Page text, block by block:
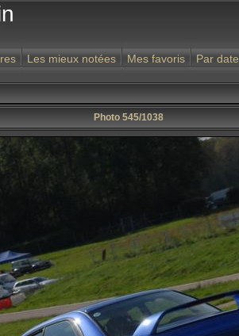
Les mieux notées Mes favoris Par date
Photo 545/1038